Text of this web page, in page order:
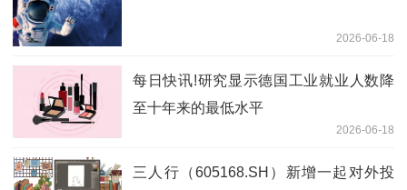
2026-06-18
每日快讯!研究显示德国工业就业人数降
至十年来的最低水平
2026-06-18
三人行（605168.SH）新增一起对外投